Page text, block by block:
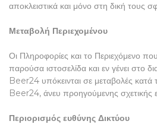
αποκλειστικά και μόνο στη δική τους
Μεταβολή Περιεχομένου
Οι Πληροφορίες και το Περιεχόμενο
παρούσα ιστοσελίδα και εν γένει στο
Beer24 υπόκεινται σε μεταβολές κατά
Beer24, άνευ προηγούμενης σχετικής
Περιορισμός ευθύνης Δικτύου